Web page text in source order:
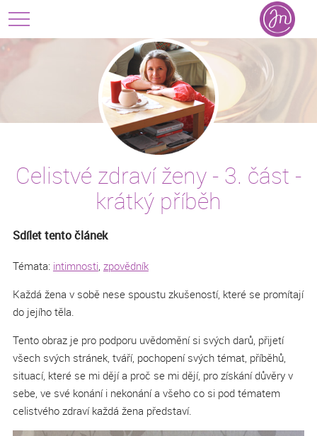
Celistvé zdraví ženy - 3. část -
krátký příběh
Sdílet tento článek
Témata: intimnosti, zpovědník
Každá žena v sobě nese spoustu zkušeností, které se promítají
do jejího těla.
Tento obraz je pro podporu uvědomění si svých darů, přijetí
všech svých stránek, tváří, pochopení svých témat, příběhů,
situací, které se mi dějí a proč se mi dějí, pro získání důvěry v
sebe, ve své konání i nekonání a všeho co si pod tématem
celistvého zdraví každá žena představí.